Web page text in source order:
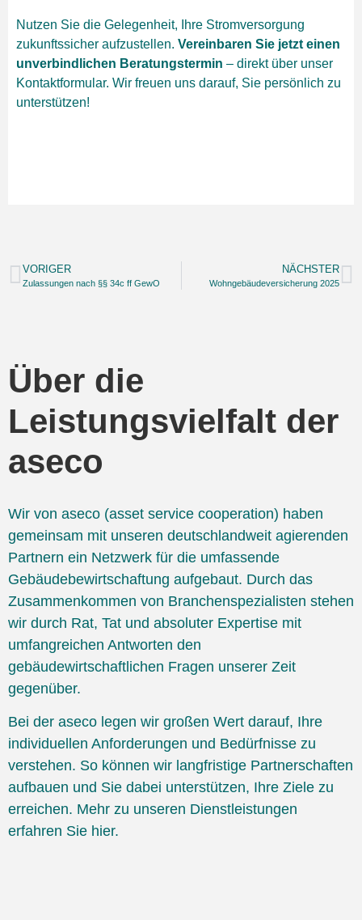
Nutzen Sie die Gelegenheit, Ihre Stromversorgung
zukunftssicher aufzustellen. Vereinbaren Sie jetzt einen
unverbindlichen Beratungstermin – direkt über unser
Kontaktformular. Wir freuen uns darauf, Sie persönlich zu
unterstützen!
VORIGER
Zulassungen nach §§ 34c ff GewO
NÄCHSTER
Wohngebäudeversicherung 2025
Über die
Leistungsvielfalt der
aseco
Wir von aseco (asset service cooperation) haben
gemeinsam mit unseren deutschlandweit agierenden
Partnern ein Netzwerk für die umfassende
Gebäudebewirtschaftung aufgebaut. Durch das
Zusammenkommen von Branchenspezialisten stehen
wir durch Rat, Tat und absoluter Expertise mit
umfangreichen Antworten den
gebäudewirtschaftlichen Fragen unserer Zeit
gegenüber.
Bei der aseco legen wir großen Wert darauf, Ihre
individuellen Anforderungen und Bedürfnisse zu
verstehen. So können wir langfristige Partnerschaften
aufbauen und Sie dabei unterstützen, Ihre Ziele zu
erreichen. Mehr zu unseren Dienstleistungen
erfahren Sie hier.